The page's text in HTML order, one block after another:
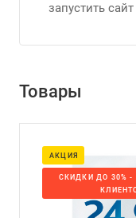
запустить
Товары
АКЦИЯ
СКИДКИ ДО 30%